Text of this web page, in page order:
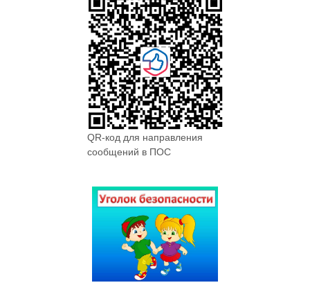
QR-код для направления
сообщений в ПОС